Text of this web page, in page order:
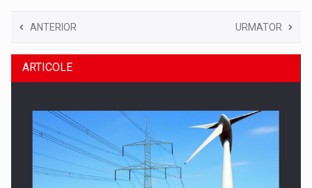
ANTERIOR URMATOR
ARTICOLE